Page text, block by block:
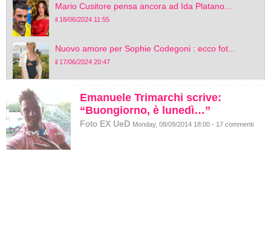
Mario Cusitore pensa ancora ad Ida Platano...
il 18/06/2024 11:55
Nuovo amore per Sophie Codegoni : ecco fot...
il 17/06/2024 20:47
Emanuele Trimarchi scrive:
“Buongiorno, è lunedì…”
Foto EX UeD Monday, 08/09/2014 18:00 - 17 commenti